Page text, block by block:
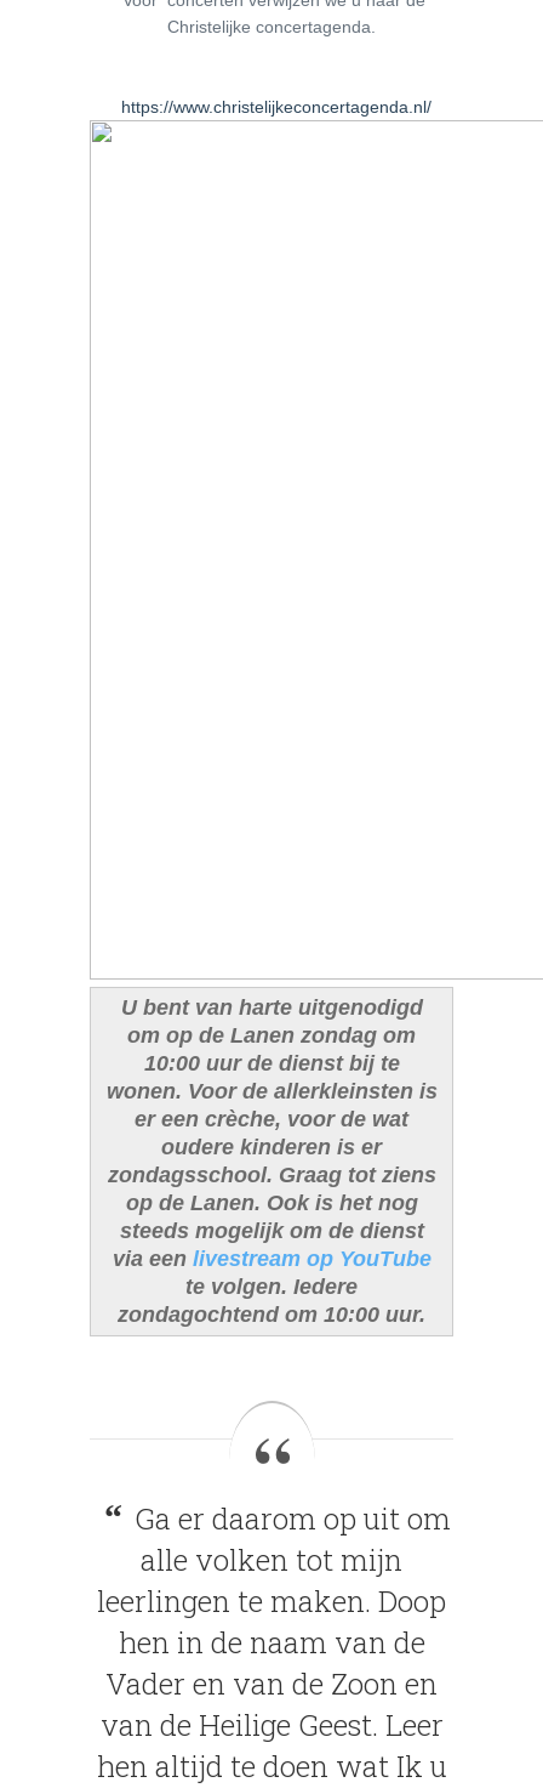
Christelijke concertagenda.
https://www.christelijkeconcertagenda.nl/
U bent van harte uitgenodigd
om op de Lanen zondag om
10:00 uur de dienst bij te
wonen. Voor de allerkleinsten is
er een crèche, voor de wat
oudere kinderen is er
zondagsschool. Graag tot ziens
op de Lanen. Ook is het nog
steeds mogelijk om de dienst
via een livestream op YouTube
te volgen. Iedere
zondagochtend om 10:00 uur.
Ga er daarom op uit om
alle volken tot mijn
leerlingen te maken. Doop
hen in de naam van de
Vader en van de Zoon en
van de Heilige Geest. Leer
hen altijd te doen wat Ik u